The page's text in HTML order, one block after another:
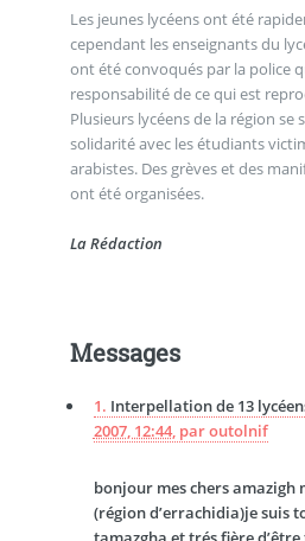
Les jeunes lycéens ont été
cependant les enseignants du
ont été convoqués par la police
responsabilité de ce qui est
Plusieurs lycéens de la région se
solidarité avec les étudiants
arabistes. Des grèves et des
ont été organisées.
La Rédaction
Messages
1. Interpellation de 13
2007, 12:44, paroutolnif
bonjour mes chers amazigh
(région d’errachidia)je suis